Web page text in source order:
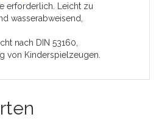
erforderlich. Leicht zu
wasserabweisend,
nach DIN 53160,
von Kinderspielzeugen.